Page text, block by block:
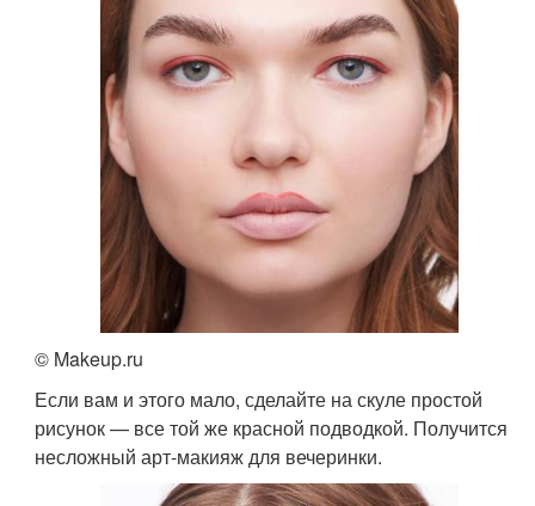
© Makeup.ru
Если вам и этого мало, сделайте на скуле простой
рисунок — все той же красной подводкой. Получится
несложный арт-макияж для вечеринки.